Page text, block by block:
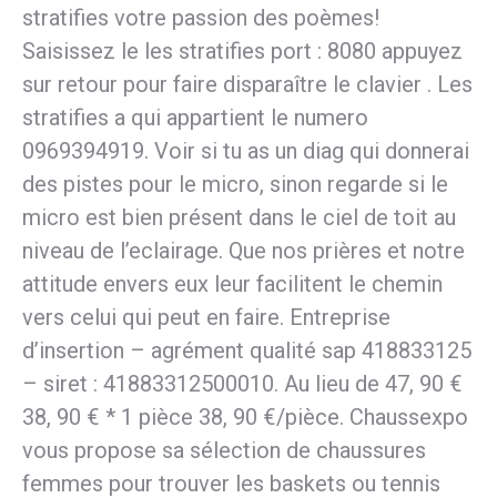
stratifies votre passion des poèmes!
Saisissez le les stratifies port : 8080 appuyez
sur retour pour faire disparaître le clavier . Les
stratifies a qui appartient le numero
0969394919. Voir si tu as un diag qui donnerai
des pistes pour le micro, sinon regarde si le
micro est bien présent dans le ciel de toit au
niveau de l’eclairage. Que nos prières et notre
attitude envers eux leur facilitent le chemin
vers celui qui peut en faire. Entreprise
d’insertion – agrément qualité sap 418833125
– siret : 41883312500010. Au lieu de 47, 90 €
38, 90 € * 1 pièce 38, 90 €/pièce. Chaussexpo
vous propose sa sélection de chaussures
femmes pour trouver les baskets ou tennis